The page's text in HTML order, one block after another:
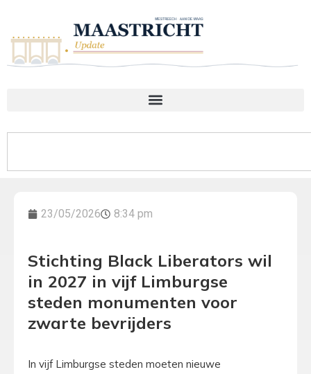
23/05/2026 8:34 pm
Stichting Black Liberators wil
in 2027 in vijf Limburgse
steden monumenten voor
zwarte bevrijders
In vijf Limburgse steden moeten nieuwe